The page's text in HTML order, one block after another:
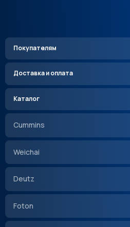
Покупателям
Доставка и оплата
Каталог
Cummins
Weichai
Deutz
Foton